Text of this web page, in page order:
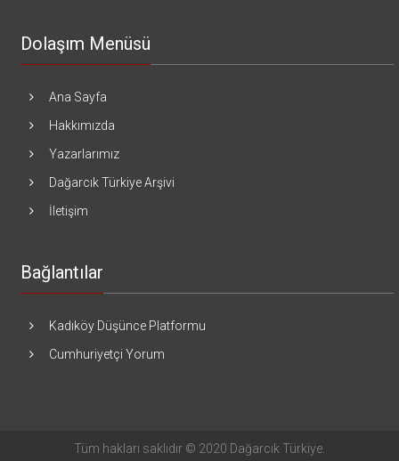
Dolaşım Menüsü
Ana Sayfa
Hakkımızda
Yazarlarımız
Dağarcık Türkiye Arşivi
İletişim
Bağlantılar
Kadıköy Düşünce Platformu
Cumhuriyetçi Yorum
Tüm hakları saklıdır © 2020 Dağarcık Türkiye.